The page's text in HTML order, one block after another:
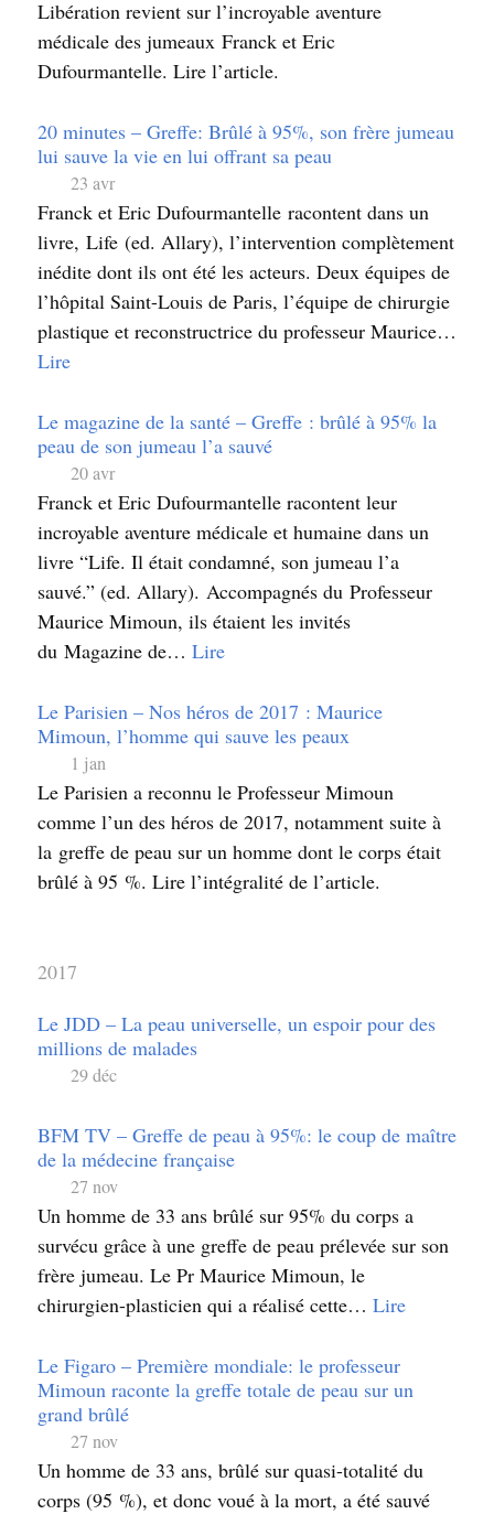
Libération revient sur l’incroyable aventure
médicale des jumeaux Franck et Eric
Dufourmantelle. Lire l’article.
20 minutes – Greffe: Brûlé à 95%, son frère jumeau
lui sauve la vie en lui offrant sa peau
23 avr
Franck et Eric Dufourmantelle racontent dans un
livre, Life (ed. Allary), l’intervention complètement
inédite dont ils ont été les acteurs. Deux équipes de
l’hôpital Saint-Louis de Paris, l’équipe de chirurgie
plastique et reconstructrice du professeur Maurice…
Lire
Le magazine de la santé – Greffe : brûlé à 95% la
peau de son jumeau l’a sauvé
20 avr
Franck et Eric Dufourmantelle racontent leur
incroyable aventure médicale et humaine dans un
livre “Life. Il était condamné, son jumeau l’a
sauvé.” (ed. Allary). Accompagnés du Professeur
Maurice Mimoun, ils étaient les invités
du Magazine de… Lire
Le Parisien – Nos héros de 2017 : Maurice
Mimoun, l’homme qui sauve les peaux
1 jan
Le Parisien a reconnu le Professeur Mimoun
comme l’un des héros de 2017, notamment suite à
la greffe de peau sur un homme dont le corps était
brûlé à 95 %. Lire l’intégralité de l’article.
2017
Le JDD – La peau universelle, un espoir pour des
millions de malades
29 déc
BFM TV – Greffe de peau à 95%: le coup de maître
de la médecine française
27 nov
Un homme de 33 ans brûlé sur 95% du corps a
survécu grâce à une greffe de peau prélevée sur son
frère jumeau. Le Pr Maurice Mimoun, le
chirurgien-plasticien qui a réalisé cette… Lire
Le Figaro – Première mondiale: le professeur
Mimoun raconte la greffe totale de peau sur un
grand brûlé
27 nov
Un homme de 33 ans, brûlé sur quasi-totalité du
corps (95 %), et donc voué à la mort, a été sauvé